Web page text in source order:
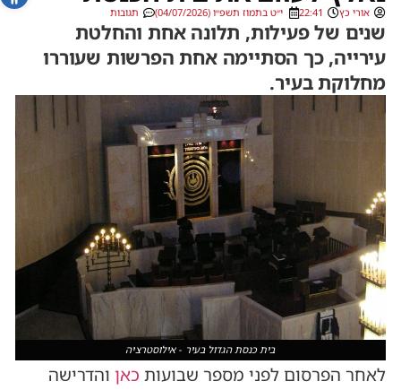
אורי כץ 22:41 י״ט בתמוז תשפ״ו (04/07/2026) תגובות
שנים של פעילות, תלונה אחת והחלטת
עירייה, כך הסתיימה אחת הפרשות שעוררו
מחלוקת בעיר.
בית כנסת הגדול בעיר - אילוסטרציה
לאחר הפרסום לפני מספר שבועות כאן והדרישה